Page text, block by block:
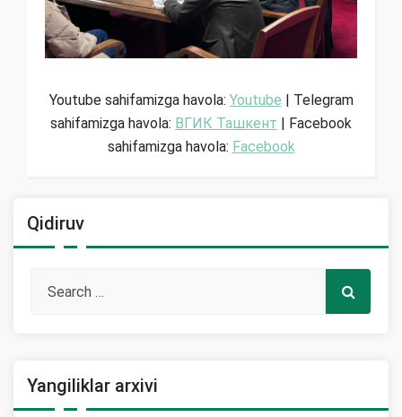
Youtube sahifamizga havola: Youtube | Telegram
sahifamizga havola: ВГИК Ташкент | Facebook
sahifamizga havola: Facebook
Qidiruv
Yangiliklar arxivi